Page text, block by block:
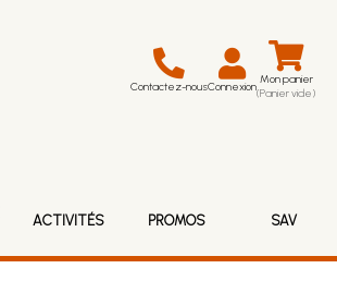
Contactez-nousConnexion Mon panier
(Panier vide)
ACTIVITÉS PROMOS SAV